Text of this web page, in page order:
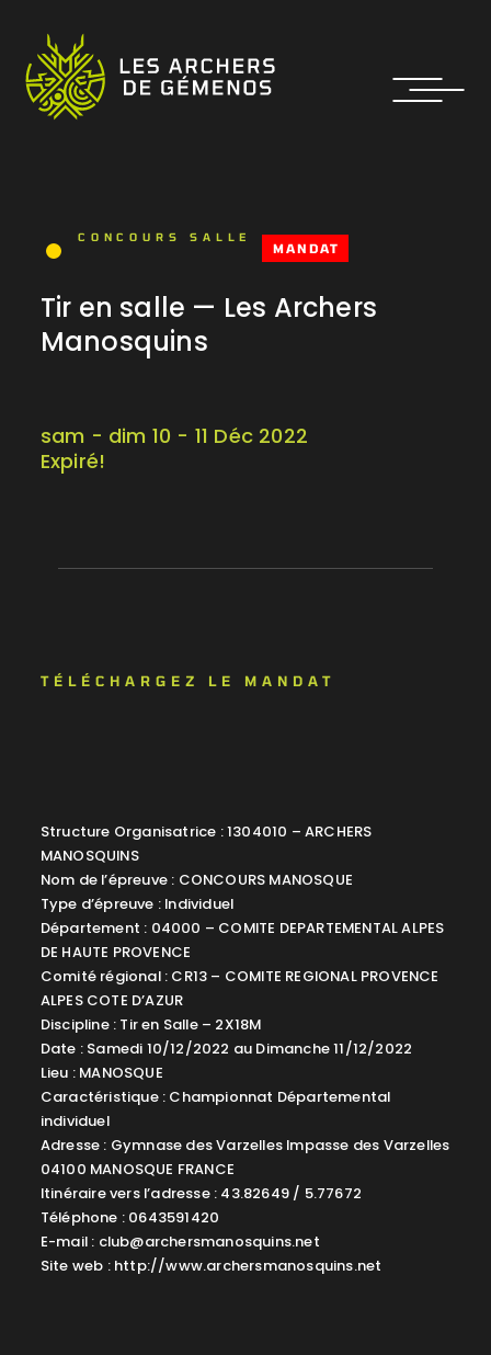
CONCOURS SALLE
MANDAT
sam - dim 10 - 11 Déc 2022
Expiré!
Tir en salle — Les Archers
Manosquins
TÉLÉCHARGEZ LE MANDAT
Structure Organisatrice : 1304010 – ARCHERS
MANOSQUINS
Nom de l’épreuve : CONCOURS MANOSQUE
Type d’épreuve : Individuel
Département : 04000 – COMITE DEPARTEMENTAL ALPES
DE HAUTE PROVENCE
Comité régional : CR13 – COMITE REGIONAL PROVENCE
ALPES COTE D’AZUR
Discipline : Tir en Salle – 2X18M
Date : Samedi 10/12/2022 au Dimanche 11/12/2022
Lieu : MANOSQUE
Caractéristique : Championnat Départemental
individuel
Adresse : Gymnase des Varzelles Impasse des Varzelles
04100 MANOSQUE FRANCE
Itinéraire vers l’adresse : 43.82649 / 5.77672
Téléphone : 0643591420
E-mail : club@archersmanosquins.net
Site web : http://www.archersmanosquins.net